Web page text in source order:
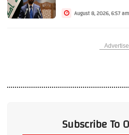
August 8, 2026, 6:57 am
Subscribe To